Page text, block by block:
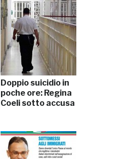
Doppio suicidio in
poche ore: Regina
Coeli sotto accusa